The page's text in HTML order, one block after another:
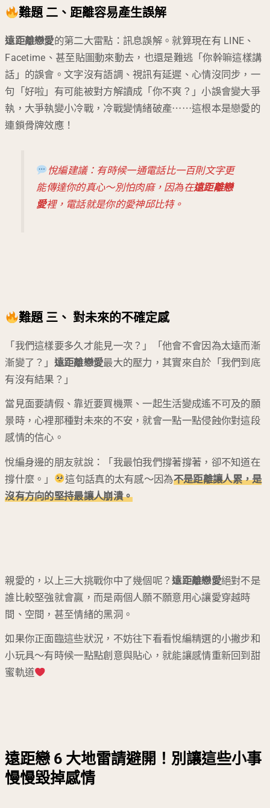
難題 二、距離容易產生誤解
遠距離戀愛的第二大雷點：訊息誤解。就算現在有 LINE、
Facetime、甚至貼圖動來動去，也還是難逃「你幹嘛這樣講
話」的誤會。文字沒有語調、視訊有延遲、心情沒同步，一
句「好啦」有可能被對方解讀成「你不爽？」小誤會變大爭
執，大爭執變小冷戰，冷戰變情緒破產⋯⋯這根本是戀愛的
連鎖骨牌效應！
悅編建議：有時候一通電話比一百則文字更
能傳達你的真心～別怕肉麻，因為在遠距離戀
愛裡，電話就是你的愛神邱比特。
難題 三、 對未來的不確定感
「我們這樣要多久才能見一次？」「他會不會因為太遠而漸
漸變了？」 遠距離戀愛最大的壓力，其實來自於「我們到底
有沒有結果？」
當見面要請假、靠近要買機票、一起生活變成遙不可及的願
景時，心裡那種對未來的不安，就會一點一點侵蝕你對這段
感情的信心。
悅編身邊的朋友就說：「我最怕我們撐著撐著，卻不知道在
撐什麼。」
這句話真的太有感～因為不是距離讓人累，是
沒有方向的堅持最讓人崩潰。
親愛的，以上三大挑戰你中了幾個呢？遠距離戀愛絕對不是
誰比較堅強就會贏，而是兩個人願不願意用心讓愛穿越時
間、空間，甚至情緒的黑洞。
如果你正面臨這些狀況，不妨往下看看悅編精選的小撇步和
小玩具～有時候一點點創意與貼心，就能讓感情重新回到甜
蜜軌道
遠距戀 6 大地雷請避開！別讓這些小事
慢慢毀掉感情